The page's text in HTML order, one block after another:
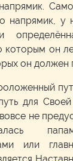
напрямик, у
которым он
он должен
для
не
или